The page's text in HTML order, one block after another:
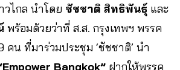
วไกล นำโดย ชัชชาติ สิทธิพันธุ์ และ
พร้อมด้วยว่าที่ ส.ส. กรุงเทพฯ พรรค
คน ที่มาร่วมประชุม ‘ชัชชาติ’ นำ
Bangkok” ฝากให้พรรค